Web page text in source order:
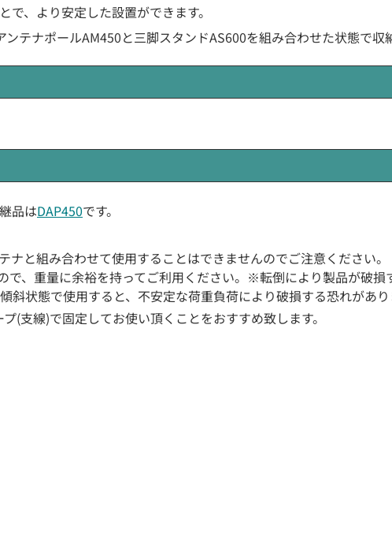
で、より安定した設置ができます。
ンテナポールAM450と三脚スタンドAS600を組み合わせた状態で収
品はDAP450です。
と組み合わせて使用することはできませんのでご注意ください。
、重量に余裕を持ってご利用ください。※転倒により製品が破損
状態で使用すると、不安定な荷重負荷により破損する恐れがあり
(支線)で固定してお使い頂くことをおすすめ致します。